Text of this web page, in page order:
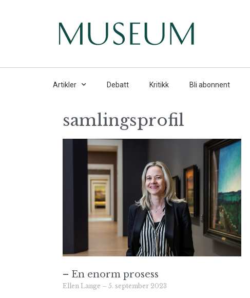
Artikler Debatt Kritikk Bli abonnent
samlingsprofil
– En enorm prosess
Ellen Lange 5. september 2023